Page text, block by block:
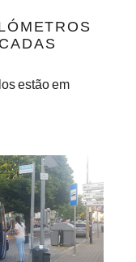
estão em